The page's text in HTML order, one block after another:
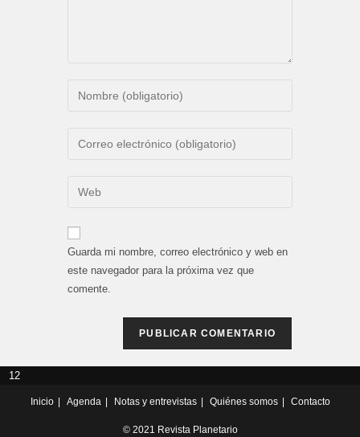
de
para
comentar
de
electrónico
para
comentar
URL
de
web
Guarda mi nombre, correo electrónico y web en
este navegador para la próxima vez que
comente.
12
Inicio Agenda Notas y entrevistas Quiénes somos Contacto
© 2021 Revista Planetario